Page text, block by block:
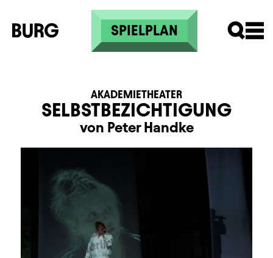
Direkt zum Inhalt
SPIELPLAN
SELBSTBEZICHTIGUNG
AKADEMIETHEATER
von Peter Handke